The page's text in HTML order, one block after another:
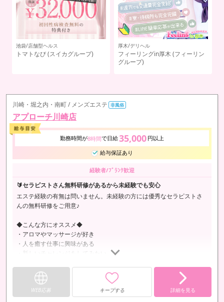
池袋/チャットレディ・テレフォンレデ
ィ
SPIRITS -スピリッツ-
川崎・堀之内・南町 / メンズエステ 非風俗
アプローチ川崎店
勤務時間が8時間で日給35,000 円以上
給与保証あり
経験者/ﾌﾞﾗﾝｸ歓迎
🔰セラピストさん無料研修があるから未経験でも安心
エステ経験の有無は問いません。未経験の方には優秀なセラピストさ
んの無料研修をご用意♪
◆こんな方にオススメ◆
・アロマやマッサージが好き
・人を癒す仕事に興味がある
・新しいチャレンジをしてみたい
あなたらしさを活かせる職場です。
まずはお気軽にご応募ください！
WEB応募 キープする 詳細を見る